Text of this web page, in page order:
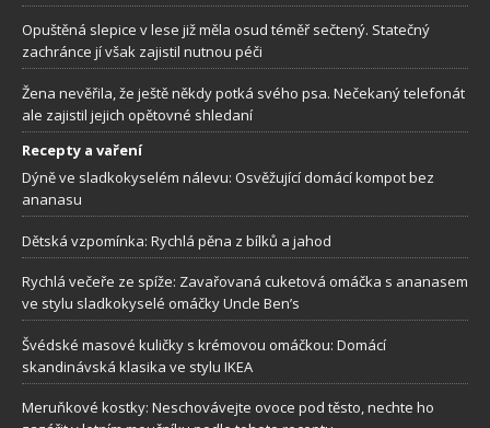
Opuštěná slepice v lese již měla osud téměř sečtený. Statečný
zachránce jí však zajistil nutnou péči
Žena nevěřila, že ještě někdy potká svého psa. Nečekaný telefonát
ale zajistil jejich opětovné shledaní
Recepty a vaření
Dýně ve sladkokyselém nálevu: Osvěžující domácí kompot bez
ananasu
Dětská vzpomínka: Rychlá pěna z bílků a jahod
Rychlá večeře ze spíže: Zavařovaná cuketová omáčka s ananasem
ve stylu sladkokyselé omáčky Uncle Ben’s
Švédské masové kuličky s krémovou omáčkou: Domácí
skandinávská klasika ve stylu IKEA
Meruňkové kostky: Neschovávejte ovoce pod těsto, nechte ho